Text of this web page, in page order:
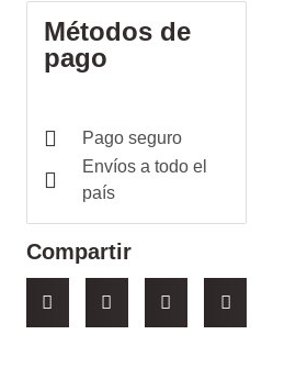
Métodos de
pago
Pago seguro
Envíos a todo el
país
Compartir